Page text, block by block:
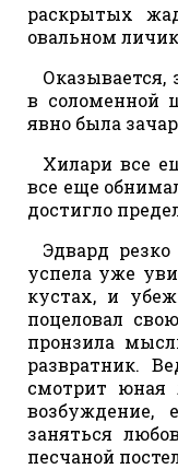
раскрытых
овальном
в соломенной
явно была
Хилари все
все еще
достигло
Эдвард
успела уже
кустах, и
поцеловал
пронзила
развратник.
смотрит юная
возбуждение,
заняться
песчаной